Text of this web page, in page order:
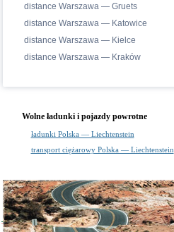
distance Warszawa — Gruets
distance Warszawa — Katowice
distance Warszawa — Kielce
distance Warszawa — Kraków
Wolne ładunki i pojazdy powrotne
ładunki Polska — Liechtenstein
transport ciężarowy Polska — Liechtenstein